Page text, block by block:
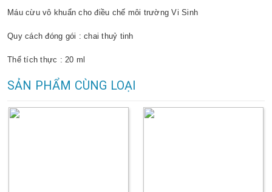
Máu cừu vô khuẩn cho điều chế môi trường Vi Sinh
Quy cách đóng gói : chai thuỷ tinh
Thể tích thực : 20 ml
SẢN PHẨM CÙNG LOẠI